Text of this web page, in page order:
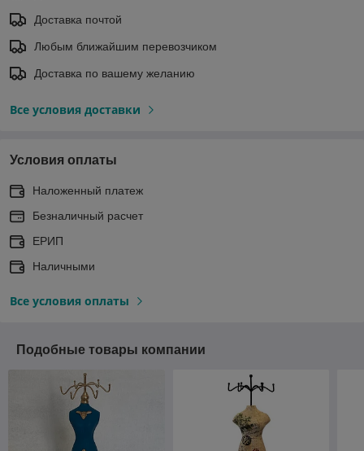
Доставка почтой
Любым ближайшим перевозчиком
Доставка по вашему желанию
Все условия доставки
Условия оплаты
Наложенный платеж
Безналичный расчет
ЕРИП
Наличными
Все условия оплаты
Подобные товары компании